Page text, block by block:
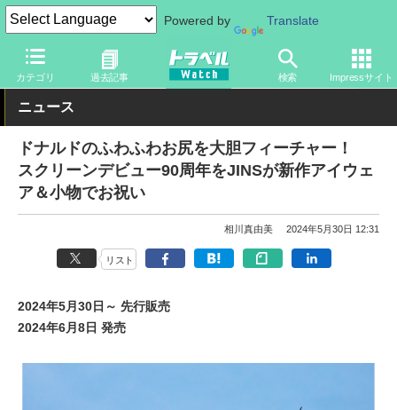
Powered by Translate
カテゴリ 過去記事 検索 Impressサイト
トラベル Watch 旅の情報 観光地 ディズニーリゾート
ニュース
ドナルドのふわふわお尻を大胆フィーチャー！
スクリーンデビュー90周年をJINSが新作アイウェ
ア＆小物でお祝い
相川真由美 2024年5月30日 12:31
リスト
2024年5月30日～ 先行販売
2024年6月8日 発売